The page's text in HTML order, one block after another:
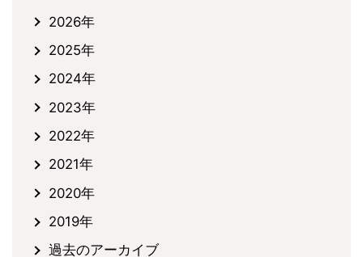
2026年
2025年
2024年
2023年
2022年
2021年
2020年
2019年
過去のアーカイブ